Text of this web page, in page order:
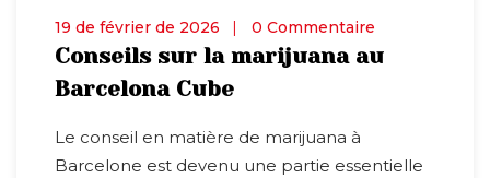
19 de février de 2026 0 Commentaire
Conseils sur la marijuana au
Barcelona Cube
Le conseil en matière de marijuana à
Barcelone est devenu une partie essentielle